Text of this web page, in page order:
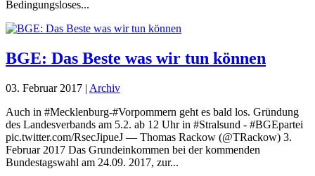
Bedingungsloses...
BGE: Das Beste was wir tun können
03. Februar 2017 | Archiv
Auch in #Mecklenburg-#Vorpommern geht es bald los. Gründung
des Landesverbands am 5.2. ab 12 Uhr in #Stralsund - #BGEpartei
pic.twitter.com/RsecJipueJ — Thomas Rackow (@TRackow) 3.
Februar 2017 Das Grundeinkommen bei der kommenden
Bundestagswahl am 24.09. 2017, zur...